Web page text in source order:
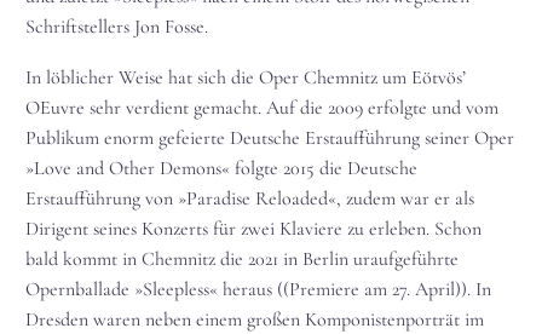
Schriftstellers Jon Fosse.
In löblicher Weise hat sich die Oper Chemnitz um Eötvös’
OEuvre sehr verdient gemacht. Auf die 2009 erfolgte und vom
Publikum enorm gefeierte Deutsche Erstaufführung seiner Oper
»Love and Other Demons« folgte 2015 die Deutsche
Erstaufführung von »Paradise Reloaded«, zudem war er als
Dirigent seines Konzerts für zwei Klaviere zu erleben. Schon
bald kommt in Chemnitz die 2021 in Berlin uraufgeführte
Opernballade »Sleepless« heraus ((Premiere am 27. April)). In
Dresden waren neben einem großen Komponistenporträt im